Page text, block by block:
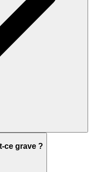
ce grave ?